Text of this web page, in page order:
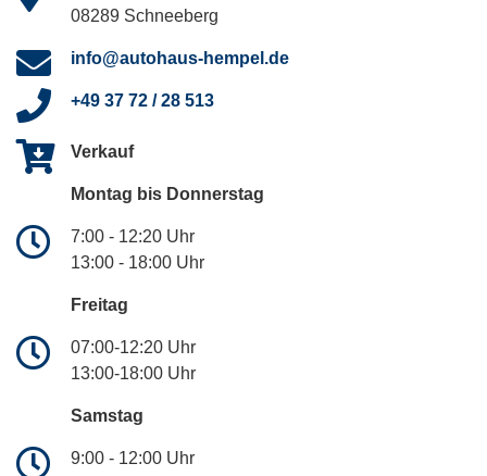
08289 Schneeberg
info@autohaus-hempel.de
+49 37 72 / 28 513
Verkauf
Montag bis Donnerstag
7:00 - 12:20 Uhr
13:00 - 18:00 Uhr
Freitag
07:00-12:20 Uhr
13:00-18:00 Uhr
Samstag
9:00 - 12:00 Uhr